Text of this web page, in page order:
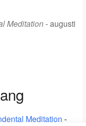
Meditation- augusti
Meditation -